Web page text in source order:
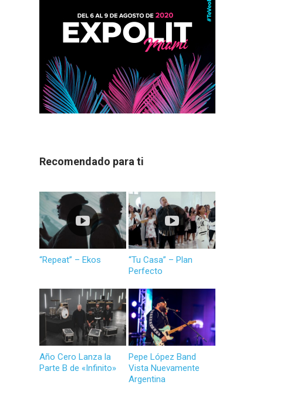
Recomendado para ti
“Repeat” – Ekos
“Tu Casa” – Plan
Perfecto
Año Cero Lanza la
Parte B de «Infinito»
Pepe López Band
Vista Nuevamente
Argentina